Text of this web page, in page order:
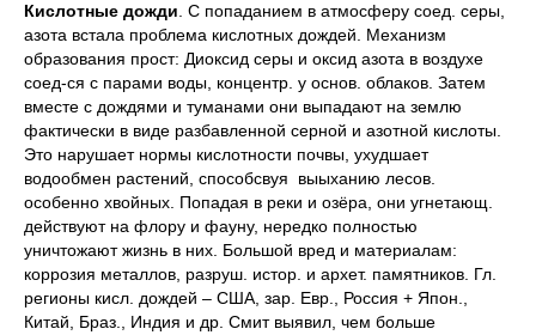
Кислотные дожди . С попаданием в атмосферу соед. серы,
азота встала проблема кислотных дождей. Механизм
образования прост: Диоксид серы и оксид азота в воздухе
соед-ся с парами воды, концентр. у основ. облаков. Затем
вместе с дождями и туманами они выпадают на землю
фактически в виде разбавленной серной и азотной кислоты.
Это нарушает нормы кислотности почвы, ухудшает
водообмен растений, способсвуя выыханию лесов.
особенно хвойных. Попадая в реки и озёра, они угнетающ.
действуют на флору и фауну, нередко полностью
уничтожают жизнь в них. Большой вред и материалам:
коррозия металлов, разруш. истор. и архет. памятников. Гл.
регионы кисл. дождей – США, зар. Евр., Россия + Япон.,
Китай, Браз., Индия и др. Смит выявил, чем больше